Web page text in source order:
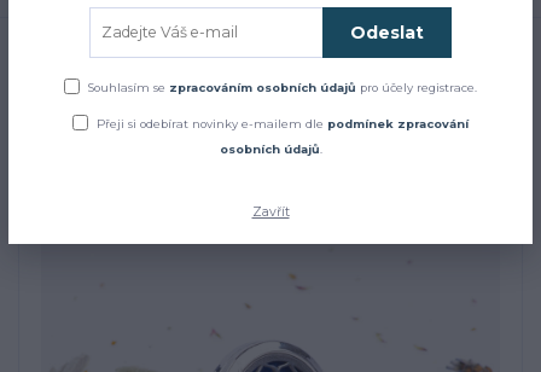
Úvod Aromaterapie Aroma do auta – mandala
Aroma do auta – mandala
Odeslat
Souhlasím se zpracováním osobních údajů pro účely registrace.
Přeji si odebírat novinky e-mailem dle podmínek zpracování
osobních údajů
Zavřít